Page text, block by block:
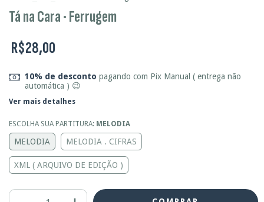
Tá na Cara · Ferrugem
R$28,00
10% de desconto pagando com Pix Manual ( entrega não
automática ) 😉
Ver mais detalhes
ESCOLHA SUA PARTITURA: MELODIA
MELODIA MELODIA . CIFRAS
XML ( ARQUIVO DE EDIÇÃO )